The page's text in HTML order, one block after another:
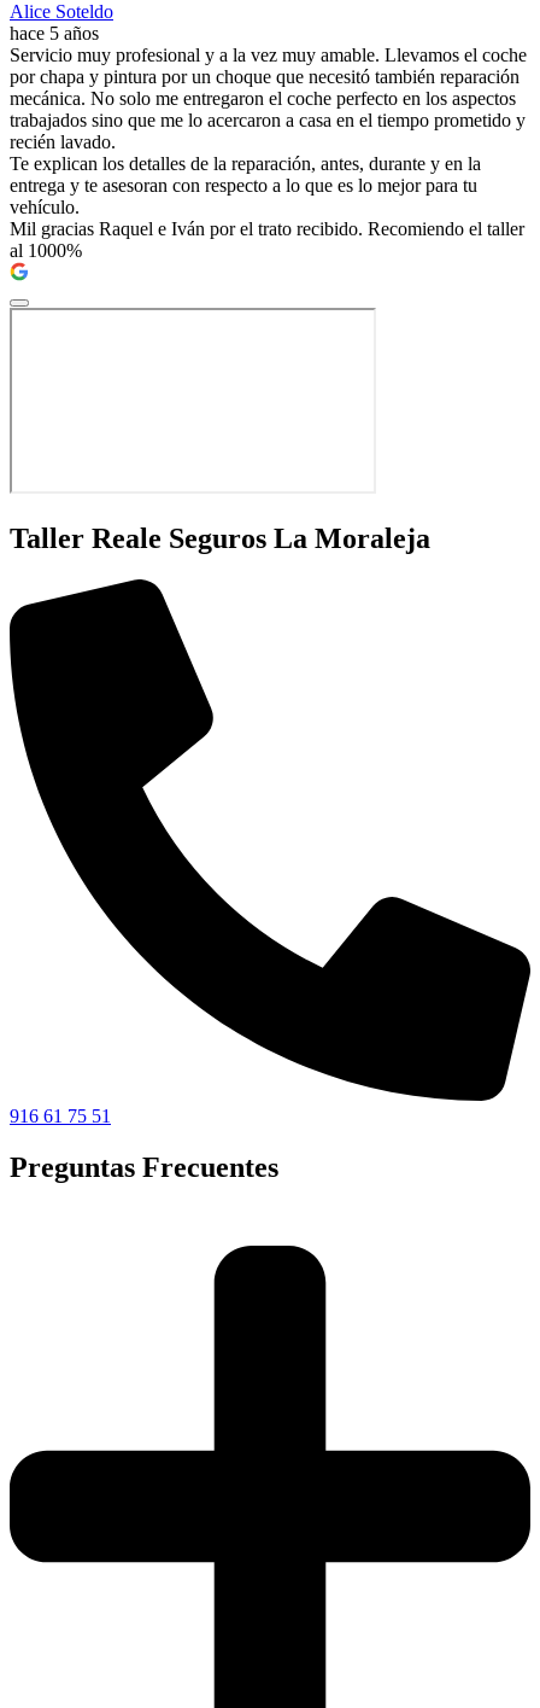
Alice Soteldo
hace 5 años
Servicio muy profesional y a la vez muy amable. Llevamos el coche
por chapa y pintura por un choque que necesitó también reparación
mecánica. No solo me entregaron el coche perfecto en los aspectos
trabajados sino que me lo acercaron a casa en el tiempo prometido y
recién lavado.
Te explican los detalles de la reparación, antes, durante y en la
entrega y te asesoran con respecto a lo que es lo mejor para tu
vehículo.
Mil gracias Raquel e Iván por el trato recibido. Recomiendo el taller
al 1000%
Taller Reale Seguros La Moraleja
916 61 75 51
Preguntas Frecuentes